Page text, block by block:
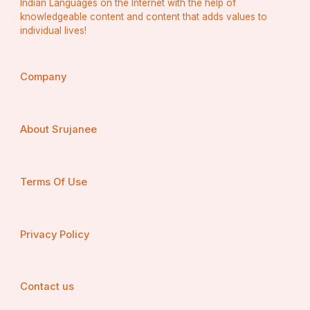
ସମସ୍ତେ ଶପଥ ନେବା ଯେ ପ୍ରତ୍ୟେକ କ୍ଷେତ୍ରରେ ନାରୀ ଯେପରି
ଉଚ୍ଚ ସମ୍ମାନ ପାଇପାରିବେ।
Indian Languages on the Internet with the help of
knowledgeable content and content that adds values to
individual lives!
Company
About Srujanee
Terms Of Use
Privacy Policy
Contact us